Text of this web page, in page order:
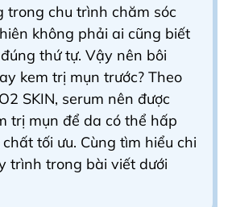
trong chu trình chăm sóc
không phải ai cũng biết
thứ tự. Vậy nên bôi
kem trị mụn trước? Theo
SKIN, serum nên được
trị mụn để da có thể hấp
tối ưu. Cùng tìm hiểu chi
trình trong bài viết dưới